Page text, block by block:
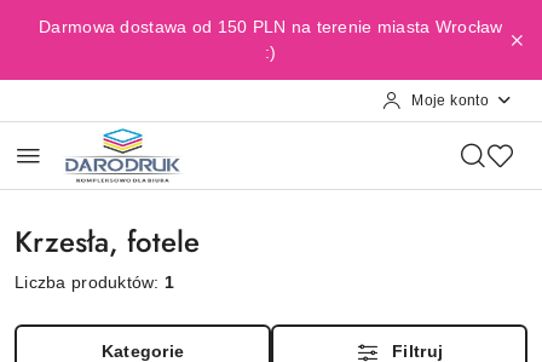
Przejdź do treści głównej
Przejdź do wyszukiwarki
Przejdź do moje konto
Przejdź do menu głównego
Przejdź do stopki
Darmowa dostawa od 150 PLN na terenie miasta Wrocław
:)
Moje konto
Krzesła, fotele
Liczba produktów: 1
Kategorie Filtruj